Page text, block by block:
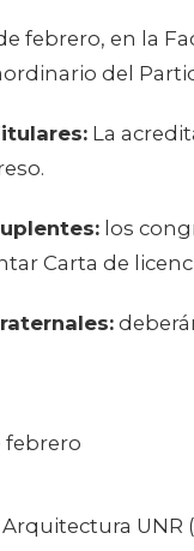
febrero, en la
del
La
los
Carta de
febrero
UNR